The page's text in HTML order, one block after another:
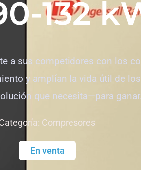
132
a sus competidores con los
y amplían la vida útil de
que necesita—para ganar.
Categoría: Compresores
En venta